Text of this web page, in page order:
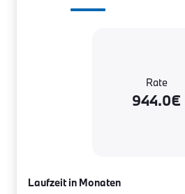
Rate
944.0€
Laufzeit in Monaten